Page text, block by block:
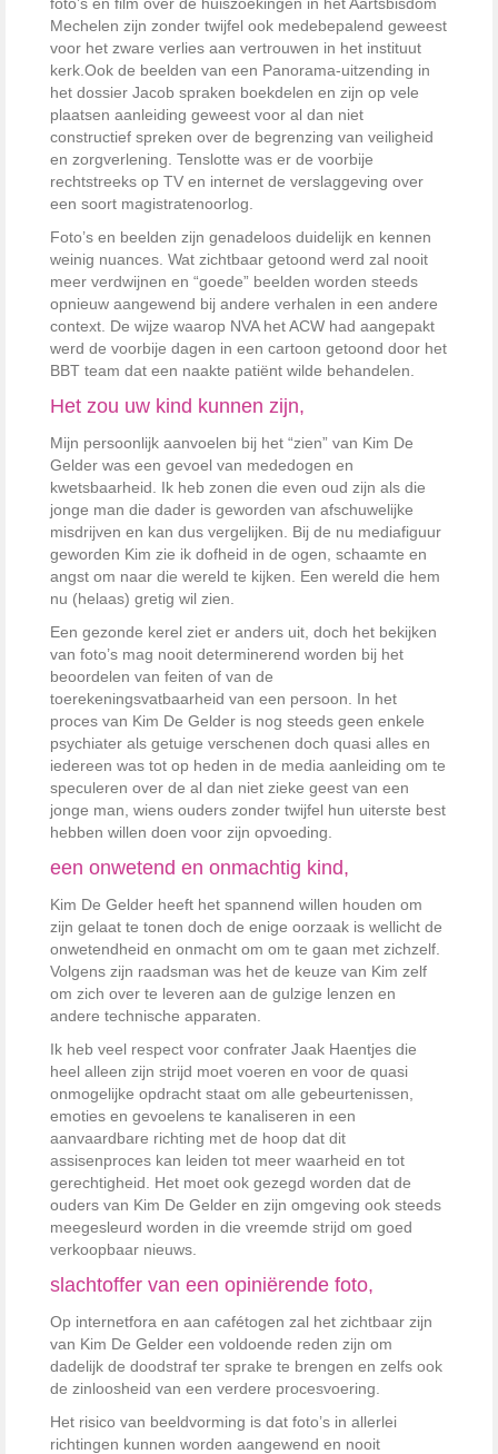
Mechelen zijn zonder twijfel ook medebepalend geweest
voor het zware verlies aan vertrouwen in het instituut
kerk. Ook de beelden van een Panorama-uitzending in
het dossier Jacob spraken boekdelen en zijn op vele
plaatsen aanleiding geweest voor al dan niet
constructief spreken over de begrenzing van veiligheid
en zorgverlening. Tenslotte was er de voorbije
rechtstreeks op TV en internet de verslaggeving over
een soort magistratenoorlog.
Foto’s en beelden zijn genadeloos duidelijk en kennen
weinig nuances. Wat zichtbaar getoond werd zal nooit
meer verdwijnen en “goede” beelden worden steeds
opnieuw aangewend bij andere verhalen in een andere
context. De wijze waarop NVA het ACW had aangepakt
werd de voorbije dagen in een cartoon getoond door het
BBT team dat een naakte patiënt wilde behandelen.
Het zou uw kind kunnen zijn,
Mijn persoonlijk aanvoelen bij het “zien” van Kim De
Gelder was een gevoel van mededogen en
kwetsbaarheid. Ik heb zonen die even oud zijn als die
jonge man die dader is geworden van afschuwelijke
misdrijven en kan dus vergelijken. Bij de nu mediafiguur
geworden Kim zie ik dofheid in de ogen, schaamte en
angst om naar die wereld te kijken. Een wereld die hem
nu (helaas) gretig wil zien.
Een gezonde kerel ziet er anders uit, doch het bekijken
van foto’s mag nooit determinerend worden bij het
beoordelen van feiten of van de
toerekeningsvatbaarheid van een persoon. In het
proces van Kim De Gelder is nog steeds geen enkele
psychiater als getuige verschenen doch quasi alles en
iedereen was tot op heden in de media aanleiding om te
speculeren over de al dan niet zieke geest van een
jonge man, wiens ouders zonder twijfel hun uiterste best
hebben willen doen voor zijn opvoeding.
een onwetend en onmachtig kind,
Kim De Gelder heeft het spannend willen houden om
zijn gelaat te tonen doch de enige oorzaak is wellicht de
onwetendheid en onmacht om om te gaan met zichzelf.
Volgens zijn raadsman was het de keuze van Kim zelf
om zich over te leveren aan de gulzige lenzen en
andere technische apparaten.
Ik heb veel respect voor confrater Jaak Haentjes die
heel alleen zijn strijd moet voeren en voor de quasi
onmogelijke opdracht staat om alle gebeurtenissen,
emoties en gevoelens te kanaliseren in een
aanvaardbare richting met de hoop dat dit
assisenproces kan leiden tot meer waarheid en tot
gerechtigheid. Het moet ook gezegd worden dat de
ouders van Kim De Gelder en zijn omgeving ook steeds
meegesleurd worden in die vreemde strijd om goed
verkoopbaar nieuws.
slachtoffer van een opiniërende foto,
Op internetfora en aan cafétogen zal het zichtbaar zijn
van Kim De Gelder een voldoende reden zijn om
dadelijk de doodstraf ter sprake te brengen en zelfs ook
de zinloosheid van een verdere procesvoering.
Het risico van beeldvorming is dat foto’s in allerlei
richtingen kunnen worden aangewend en nooit